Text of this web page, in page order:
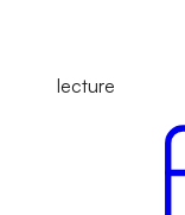
lecture